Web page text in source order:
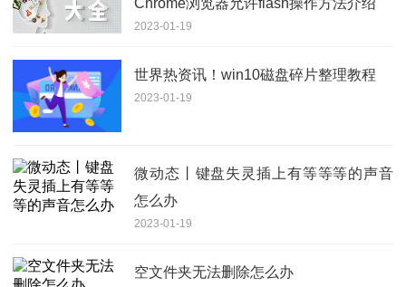
2023-01-19
世界热资讯！win10磁盘碎片整理教程
2023-01-19
微动态丨键盘失灵插上有等等等的声音
怎么办
2023-01-19
空文件夹无法删除怎么办